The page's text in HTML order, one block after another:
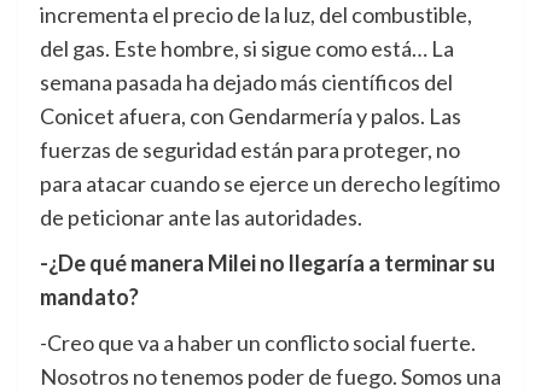
incrementa el precio de la luz, del combustible,
del gas. Este hombre, si sigue como está… La
semana pasada ha dejado más científicos del
Conicet afuera, con Gendarmería y palos. Las
fuerzas de seguridad están para proteger, no
para atacar cuando se ejerce un derecho legítimo
de peticionar ante las autoridades.
-¿De qué manera Milei no llegaría a terminar su
mandato?
-Creo que va a haber un conflicto social fuerte.
Nosotros no tenemos poder de fuego. Somos una